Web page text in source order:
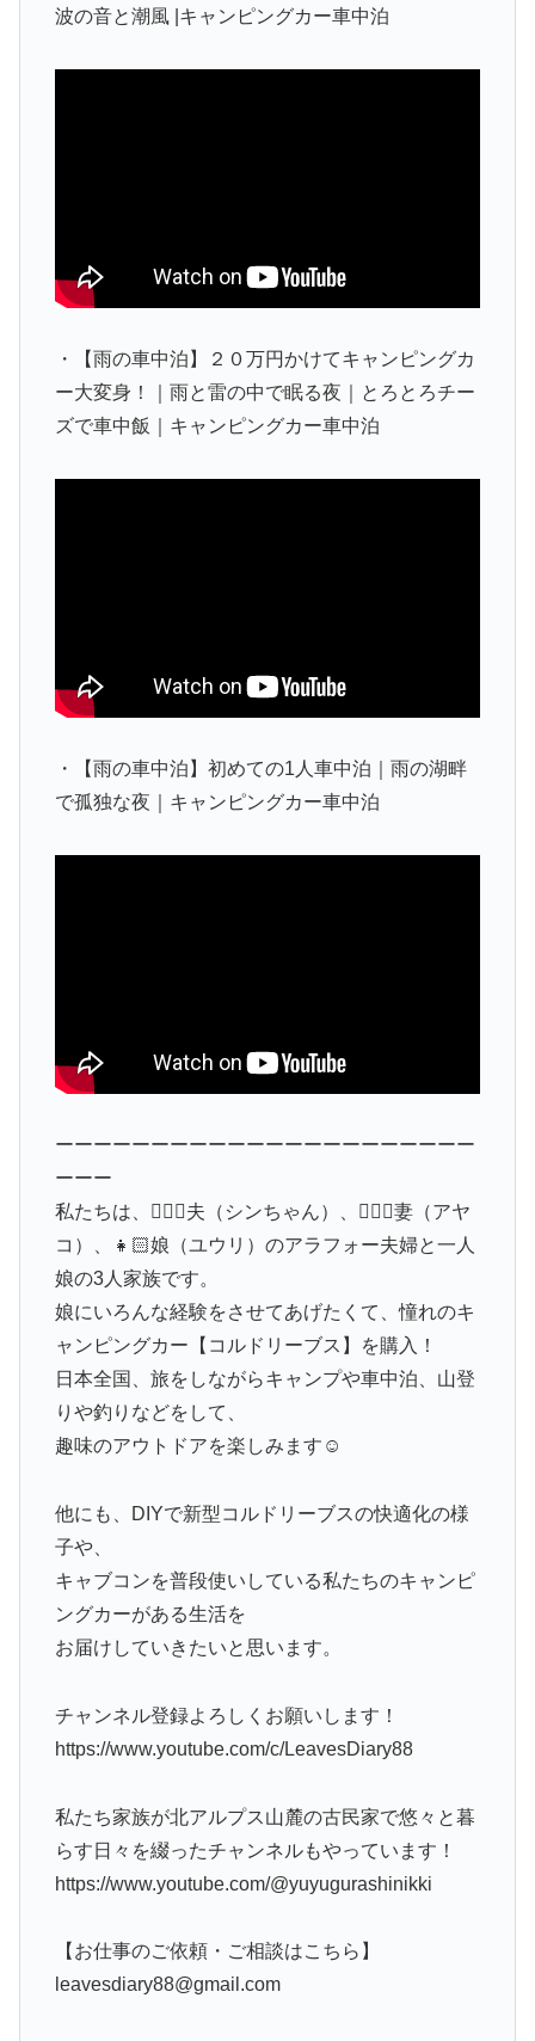
波の音と潮風 |キャンピングカー車中泊
・【雨の車中泊】２０万円かけてキャンピングカ
ー大変身！｜雨と雷の中で眠る夜｜とろとろチー
ズで車中飯｜キャンピングカー車中泊
・【雨の車中泊】初めての1人車中泊｜雨の湖畔
で孤独な夜｜キャンピングカー車中泊
ーーーーーーーーーーーーーーーーーーーーーー
ーーー
私たちは、🙋🏻‍♂️夫（シンちゃん）、🙋🏻‍♀️妻（アヤ
コ）、👧🏻娘（ユウリ）のアラフォー夫婦と一人
娘の3人家族です。
娘にいろんな経験をさせてあげたくて、憧れのキ
ャンピングカー【コルドリーブス】を購入！
日本全国、旅をしながらキャンプや車中泊、山登
りや釣りなどをして、
趣味のアウトドアを楽しみます☺️
他にも、DIYで新型コルドリーブスの快適化の様
子や、
キャブコンを普段使いしている私たちのキャンピ
ングカーがある生活を
お届けしていきたいと思います。
チャンネル登録よろしくお願いします！
https://www.youtube.com/c/LeavesDiary88
私たち家族が北アルプス山麓の古民家で悠々と暮
らす日々を綴ったチャンネルもやっています！
https://www.youtube.com/@yuyugurashinikki
【お仕事のご依頼・ご相談はこちら】
leavesdiary88@gmail.com